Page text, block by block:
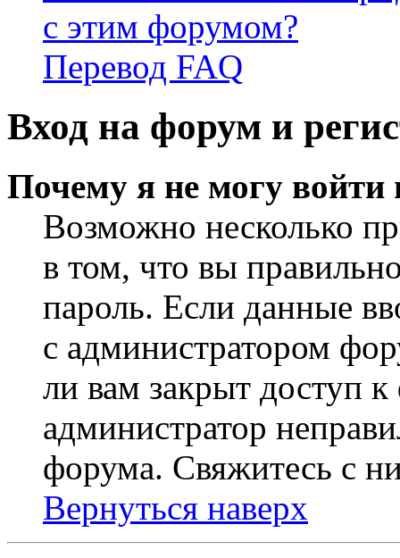
с этим форумом?
Перевод FAQ
Вход на форум и
Почему я не могу войти
Возможно несколько
в том, что вы
пароль. Если данные
с администратором
ли вам закрыт доступ
администратор
форума. Свяжитесь с
Вернуться наверх